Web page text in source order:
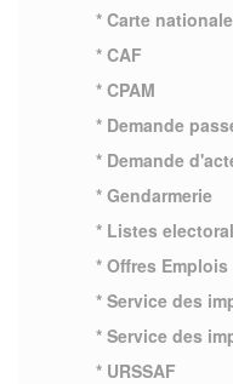
* Carte
* CAF
* CPAM
* Demande
* Demande
* Gendarmerie
* Listes
* Offres Emplois
* Service des
* Service des
* URSSAF